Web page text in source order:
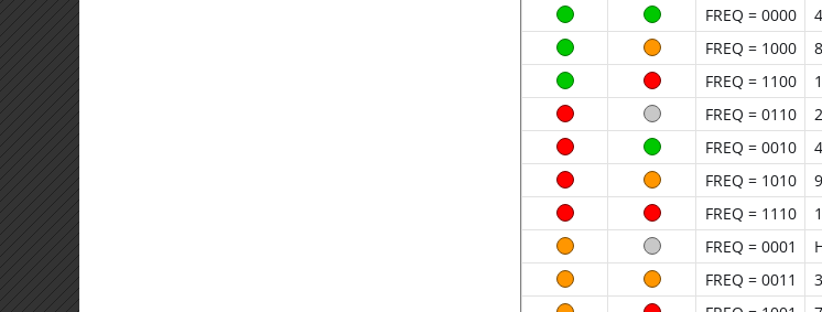
FREQ = 0000
FREQ = 1000
FREQ = 1100
FREQ = 0110
FREQ = 0010
FREQ = 1010
FREQ = 1110
FREQ = 0001
FREQ = 0011